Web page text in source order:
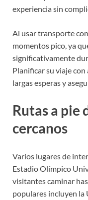
experiencia sin
Al usar transporte
momentos pico, ya
significativamente
Planificar su viaje
largas esperas y
Rutas a pie
cercanos
Varios lugares de
Estadio Olímpico
visitantes caminar
populares incluyen